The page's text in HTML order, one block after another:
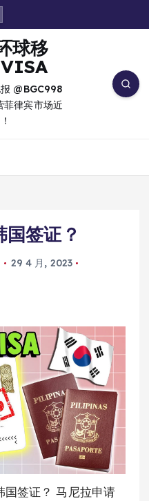
@BGC998
菲律宾市场近
签证？
29 4 月, 2023
国签证？ 马尼拉申请